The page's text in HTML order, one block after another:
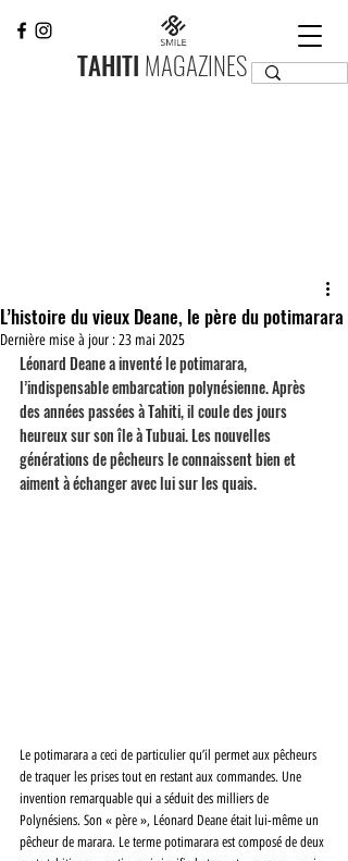
TAHITI MAGAZINES
L’histoire du vieux Deane, le père du potimarara
Dernière mise à jour :23 mai 2025
Léonard Deane a inventé le potimarara,
l’indispensable embarcation polynésienne. Après
des années passées à Tahiti, il coule des jours
heureux sur son île à Tubuai. Les nouvelles
générations de pêcheurs le connaissent bien et
aiment à échanger avec lui sur les quais.
Le potimarara a ceci de particulier qu’il permet aux pêcheurs
de traquer les prises tout en restant aux commandes. Une
invention remarquable qui a séduit des milliers de
Polynésiens. Son « père », Léonard Deane était lui-même un
pêcheur de marara. Le terme potimarara est composé de deux